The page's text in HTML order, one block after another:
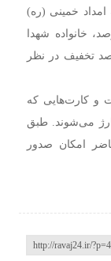
امداد خمینی (ره)
جانبازان ۲۵ درصد و بالاتر ۱۰۰ درصد، خانواده شهدا
و جانبازان اعصاب و روان ۱۰۰ درصد تخفیف در نظر
و کارت‌هایی که
می‌شوند. طبق
امکان صدور